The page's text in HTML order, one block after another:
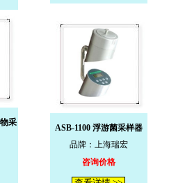
采
ASB-1100 浮游菌采样器
品牌：上海瑞宏
咨询价格